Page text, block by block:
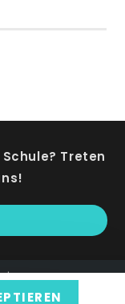
Treten
Kontakt